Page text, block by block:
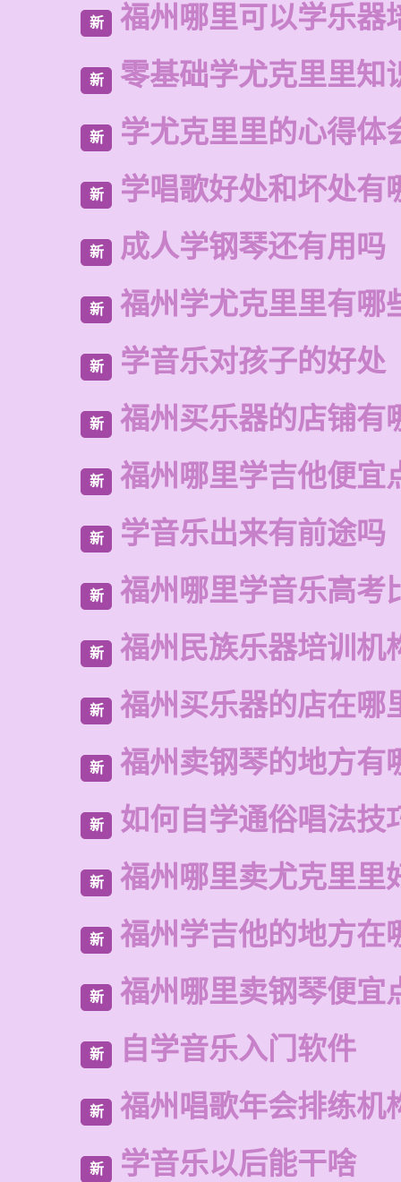
新 福州哪里可以学乐器
新 零基础学尤克里里知
新 学尤克里里的心得体
新 学唱歌好处和坏处有
新 成人学钢琴还有用吗
新 福州学尤克里里有哪
新 学音乐对孩子的好处
新 福州买乐器的店铺有
新 福州哪里学吉他便宜
新 学音乐出来有前途吗
新 福州哪里学音乐高考
新 福州民族乐器培训机
新 福州买乐器的店在哪
新 福州卖钢琴的地方有
新 如何自学通俗唱法技
新 福州哪里卖尤克里里
新 福州学吉他的地方在
新 福州哪里卖钢琴便宜
新 自学音乐入门软件
新 福州唱歌年会排练机
新 学音乐以后能干啥